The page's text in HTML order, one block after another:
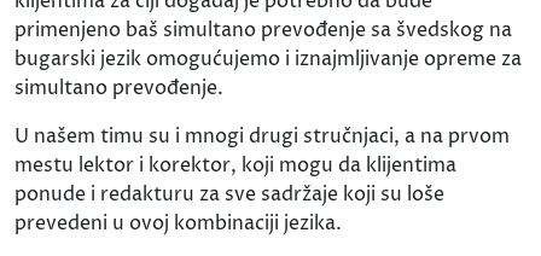
primenjeno baš simultano prevođenje sa švedskog na
bugarski jezik omogućujemo i iznajmljivanje opreme za
simultano prevođenje.
U našem timu su i mnogi drugi stručnjaci, a na prvom
mestu lektor i korektor, koji mogu da klijentima
ponude i redakturu za sve sadržaje koji su loše
prevedeni u ovoj kombinaciji jezika.